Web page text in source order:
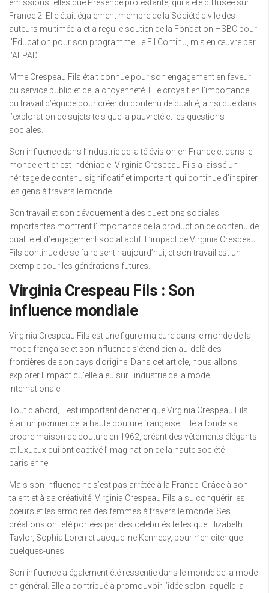
émissions telles que Présence protestante, qui a été diffusée sur
France 2. Elle était également membre de la Société civile des
auteurs multimédia et a reçu le soutien de la Fondation HSBC pour
l’Education pour son programme Le Fil Continu, mis en œuvre par
l’AFPAD.
Mme Crespeau Fils était connue pour son engagement en faveur
du service public et de la citoyenneté. Elle croyait en l’importance
du travail d’équipe pour créer du contenu de qualité, ainsi que dans
l’exploration de sujets tels que la pauvreté et les questions
sociales.
Son influence dans l’industrie de la télévision en France et dans le
monde entier est indéniable. Virginia Crespeau Fils a laissé un
héritage de contenu significatif et important, qui continue d’inspirer
les gens à travers le monde.
Son travail et son dévouement à des questions sociales
importantes montrent l’importance de la production de contenu de
qualité et d’engagement social actif. L’impact de Virginia Crespeau
Fils continue de se faire sentir aujourd’hui, et son travail est un
exemple pour les générations futures.
Virginia Crespeau Fils : Son
influence mondiale
Virginia Crespeau Fils est une figure majeure dans le monde de la
mode française et son influence s’étend bien au-delà des
frontières de son pays d’origine. Dans cet article, nous allons
explorer l’impact qu’elle a eu sur l’industrie de la mode
internationale.
Tout d’abord, il est important de noter que Virginia Crespeau Fils
était un pionnier de la haute couture française. Elle a fondé sa
propre maison de couture en 1962, créant des vêtements élégants
et luxueux qui ont captivé l’imagination de la haute société
parisienne.
Mais son influence ne s’est pas arrêtée à la France. Grâce à son
talent et à sa créativité, Virginia Crespeau Fils a su conquérir les
cœurs et les armoires des femmes à travers le monde. Ses
créations ont été portées par des célébrités telles que Elizabeth
Taylor, Sophia Loren et Jacqueline Kennedy, pour n’en citer que
quelques-unes.
Son influence a également été ressentie dans le monde de la mode
en général. Elle a contribué à promouvoir l’idée selon laquelle la